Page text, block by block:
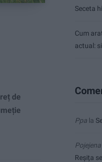
de
Seceta
Cum
actual:
Ppa la
Reșița